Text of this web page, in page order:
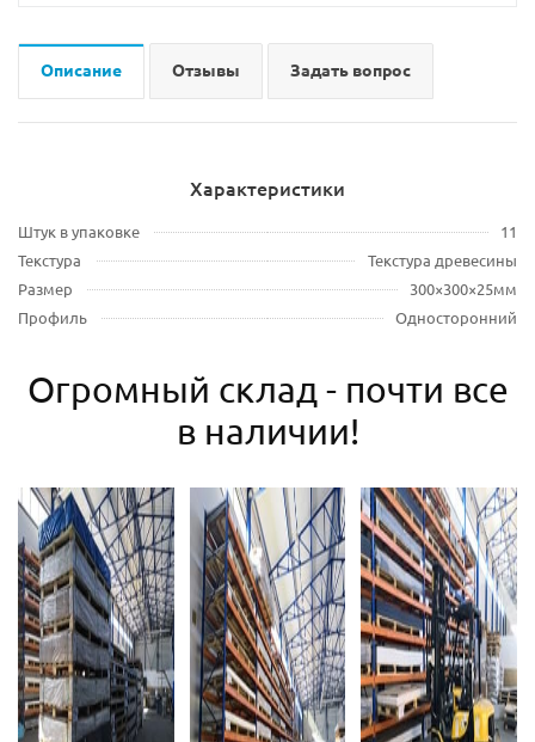
Описание Отзывы Задать вопрос
Характеристики
Штук в упаковке
11
Текстура
Текстура древесины
Размер
300×300×25мм
Профиль
Односторонний
Огромный склад - почти все
в наличии!